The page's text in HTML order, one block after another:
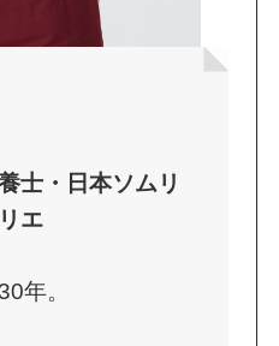
士・日本ソムリ
エ
年。